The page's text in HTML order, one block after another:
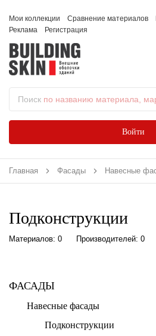
Мои коллекции Сравнение материалов
Реклама
Регистрация
Поиск по названию материала,
Войти
Главная Фасады Навесные
Подконструкции
Материалов: 0 Производителей: 0
ФАСАДЫ
Навесные фасады
Подконструкции